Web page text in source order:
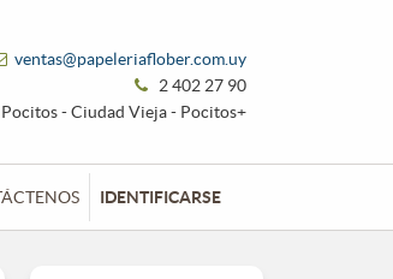
ventas@papeleriaflober.com.uy
2 402 27 90
- Ciudad Vieja - Pocitos+
IDENTIFICARSE